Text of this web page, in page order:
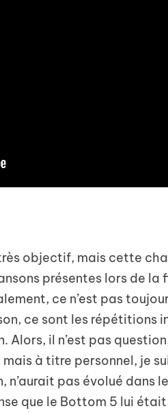
objectif, mais cette
présentes lors de la
ce n’est pas
ce sont les répétitions
Alors, il n’est pas
à titre personnel, je
pas évolué dans
que le Bottom 5 lui